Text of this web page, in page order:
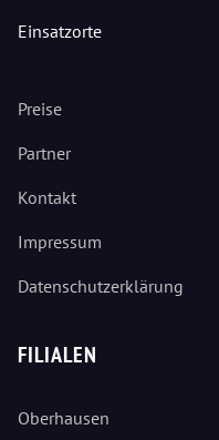
Einsatzorte
Preise
Partner
Kontakt
Impressum
Datenschutzerklärung
FILIALEN
Oberhausen